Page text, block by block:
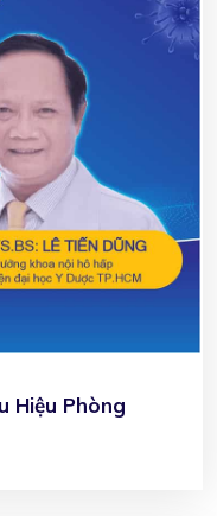
Hiệu Phòng